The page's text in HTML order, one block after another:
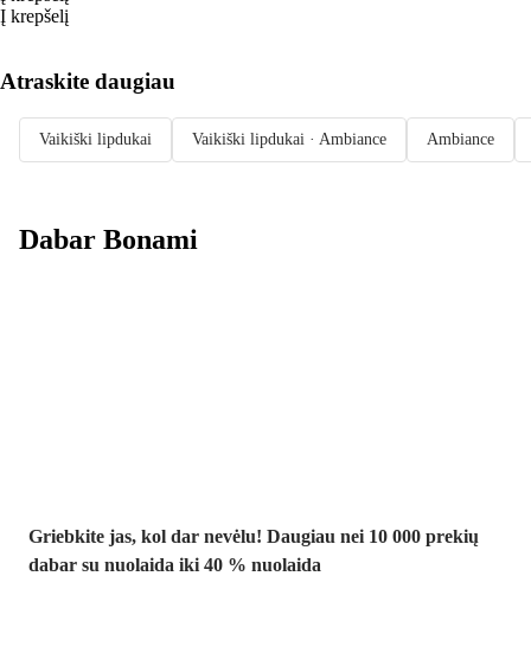
Į krepšelį
Atraskite daugiau
Vaikiški lipdukai Vaikiški lipdukai · Ambiance Ambiance
Dabar Bonami
Griebkite jas, kol dar nevėlu! Daugiau nei 10 000 prekių
dabar su nuolaida iki 40 % nuolaida